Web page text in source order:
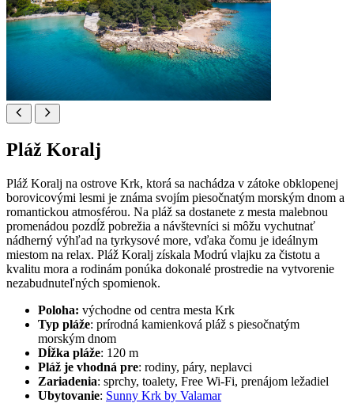
Pláž Koralj
Pláž Koralj na ostrove Krk, ktorá sa nachádza v zátoke obklopenej
borovicovými lesmi je známa svojím piesočnatým morským dnom a
romantickou atmosférou. Na pláž sa dostanete z mesta malebnou
promenádou pozdĺž pobrežia a návštevníci si môžu vychutnať
nádherný výhľad na tyrkysové more, vďaka čomu je ideálnym
miestom na relax. Pláž Koralj získala Modrú vlajku za čistotu a
kvalitu mora a rodinám ponúka dokonalé prostredie na vytvorenie
nezabudnuteľných spomienok.
Poloha: východne od centra mesta Krk
Typ pláže: prírodná kamienková pláž s piesočnatým
morským dnom
Dĺžka pláže: 120 m
Pláž je vhodná pre: rodiny, páry, neplavci
Zariadenia: sprchy, toalety, Free Wi-Fi, prenájom ležadiel
Ubytovanie: Sunny Krk by Valamar